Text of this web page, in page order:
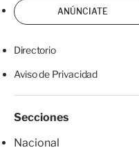
ANÚNCIATE
Directorio
Aviso de Privacidad
Secciones
Nacional